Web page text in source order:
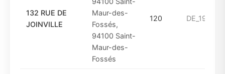
132 RUE DE
JOINVILLE
Maur-des-
Fossés,
94100 Saint-
Maur-des-
Fossés
120